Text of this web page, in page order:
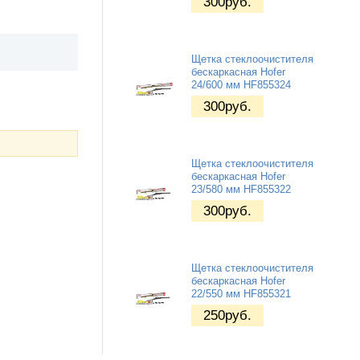
Щетка стеклоочистителя
бескаркасная Hofer
24/600 мм HF855324
300руб.
Щетка стеклоочистителя
бескаркасная Hofer
23/580 мм HF855322
300руб.
Щетка стеклоочистителя
бескаркасная Hofer
22/550 мм HF855321
250руб.